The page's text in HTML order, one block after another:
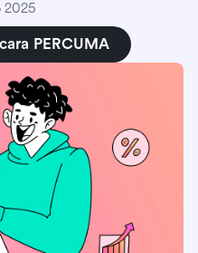
2025
PERCUMA